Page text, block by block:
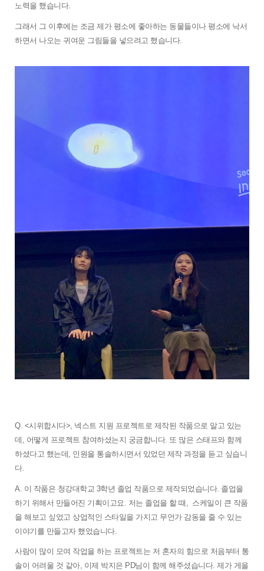
노력을 했습니다.
그래서 그 이후에는 조금 제가 평소에 좋아하는 동물들이나 평소에 낙서
하면서 나오는 귀여운 그림들을 넣으려고 했습니다.
Q. <시위합시다>, 넥스트 지원 프로젝트로 제작된 작품으로 알고 있는
데, 어떻게 프로젝트 참여하셨는지 궁금합니다. 또 많은 스태프와 함께
하셨다고 했는데, 인원을 통솔하시면서 있었던 제작 과정을 듣고 싶습니
다.
A. 이 작품은 청강대학교 3학년 졸업 작품으로 제작되었습니다. 졸업을
하기 위해서 만들어진 기획이고요. 저는 졸업을 할 때,  스케일이 큰 작품
을 해보고 싶었고 상업적인 스타일을 가지고 무언가 감동을 줄 수 있는
이야기를 만들고자 했었습니다.
사람이 많이 모여 작업을 하는 프로젝트는 저 혼자의 힘으로 처음부터 통
솔이 어려울 것 같아, 이제 박지은 PD님이 함께 해주셨습니다. 제가 게을